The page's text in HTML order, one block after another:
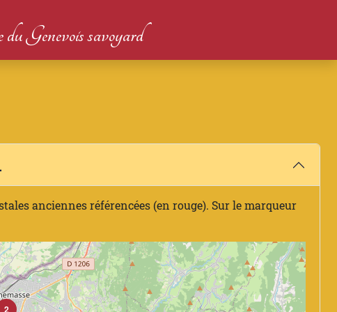
du Genevois savoyard
anciennes référencées (en rouge). Sur le marqueur
2